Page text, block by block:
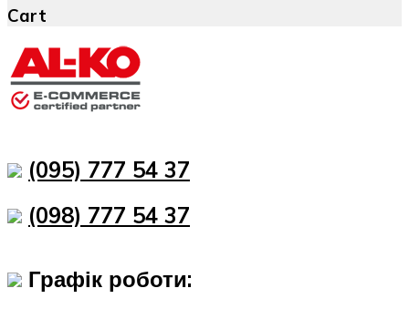
Cart
(095) 777 54 37
(098) 777 54 37
Графік роботи: